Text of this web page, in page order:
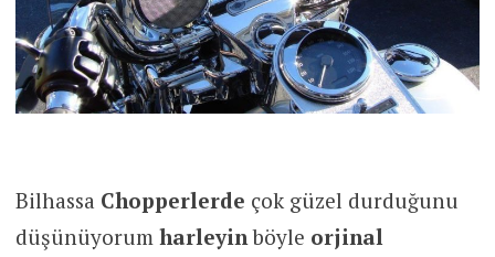
Bilhassa Chopperlerde çok güzel durduğunu
düşünüyorum harleyinböyle orjinal